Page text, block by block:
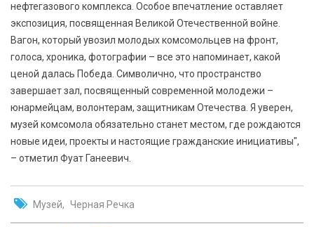
нефтегазового комплекса. Особое впечатление оставляет
экспозиция, посвященная Великой Отечественной войне.
Вагон, который увозил молодых комсомольцев на фронт,
голоса, хроника, фотографии – все это напоминает, какой
ценой далась Победа. Символично, что пространство
завершает зал, посвященный современной молодежи –
юнармейцам, волонтерам, защитникам Отечества. Я уверен,
музей комсомола обязательно станет местом, где рождаются
новые идеи, проекты и настоящие гражданские инициативы",
– отметил Фуат Ганеевич.
Музей Черная Речка